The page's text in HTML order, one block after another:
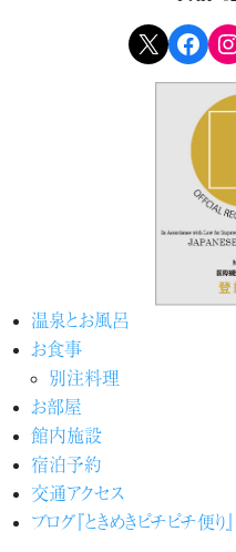
X Facebook Instagram
温泉とお風呂
お食事
別注料理
お部屋
館内施設
宿泊予約
交通アクセス
ブログ『ときめきピチピチ便り』